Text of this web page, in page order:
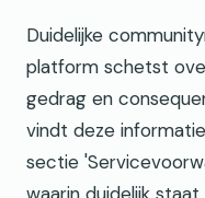
Duidelijke
platform schetst
gedrag en
vindt deze
sectie